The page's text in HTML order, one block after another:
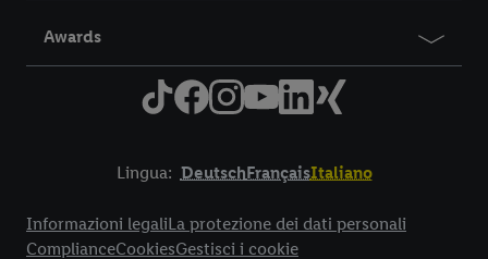
Awards
Lingua: DeutschFrançaisItaliano
Informazioni legaliLa protezione dei dati personali
ComplianceCookiesGestisci i cookie